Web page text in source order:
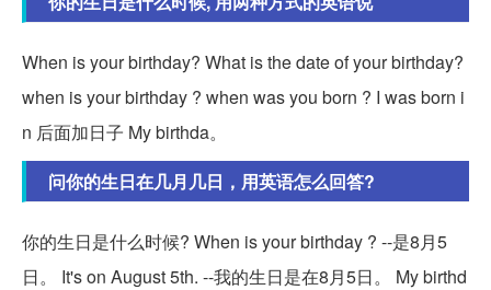
When is your birthday? What is the date of your birthday?
when is your birthday ? when was you born ? I was born i
n 后面加日子 My birthda。
问你的生日在几月几日，用英语怎么回答?
你的生日是什么时候? When is your birthday ? --是8月5
日。 It's on August 5th. --我的生日是在8月5日。 My birthd